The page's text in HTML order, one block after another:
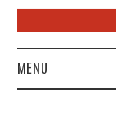
MENU